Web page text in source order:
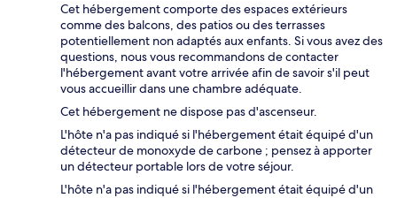
Cet hébergement comporte des espaces extérieurs
comme des balcons, des patios ou des terrasses
potentiellement non adaptés aux enfants. Si vous avez des
questions, nous vous recommandons de contacter
l'hébergement avant votre arrivée afin de savoir s'il peut
vous accueillir dans une chambre adéquate.
Cet hébergement ne dispose pas d'ascenseur.
L'hôte n'a pas indiqué si l'hébergement était équipé d'un
détecteur de monoxyde de carbone ; pensez à apporter
un détecteur portable lors de votre séjour.
L'hôte n'a pas indiqué si l'hébergement était équipé d'un